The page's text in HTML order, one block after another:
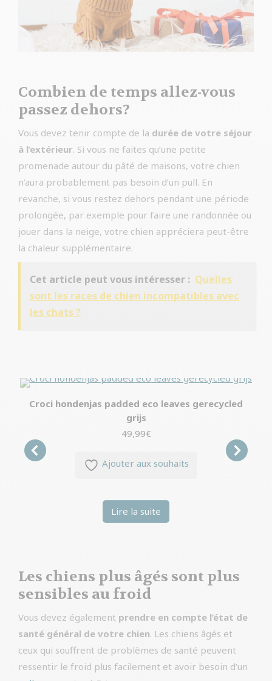
Combien de temps allez-vous
passez dehors?
Vous devez tenir compte de la durée de votre séjour
à l’extérieur. Si vous ne faites qu’une petite
promenade autour du pâté de maisons, votre chien
n’aura probablement pas besoin d’un pull. En
revanche, si vous restez dehors pendant une période
prolongée, par exemple pour faire une randonnée ou
jouer dans la neige, votre chien appréciera peut-être
la chaleur supplémentaire.
Cet article peut vous intéresser : Quelles
sont les races de chien incompatibles avec
les chats ?
Croci hondenjas padded eco leaves gerecycled
grijs
49,99€
Ajouter aux souhaits
Lire la suite
Les chiens plus âgés sont plus
sensibles au froid
Vous devez également prendre en compte l’état de
santé général de votre chien. Les chiens âgés et
ceux qui souffrent de problèmes de santé peuvent
ressentir le froid plus facilement et avoir besoin d’un